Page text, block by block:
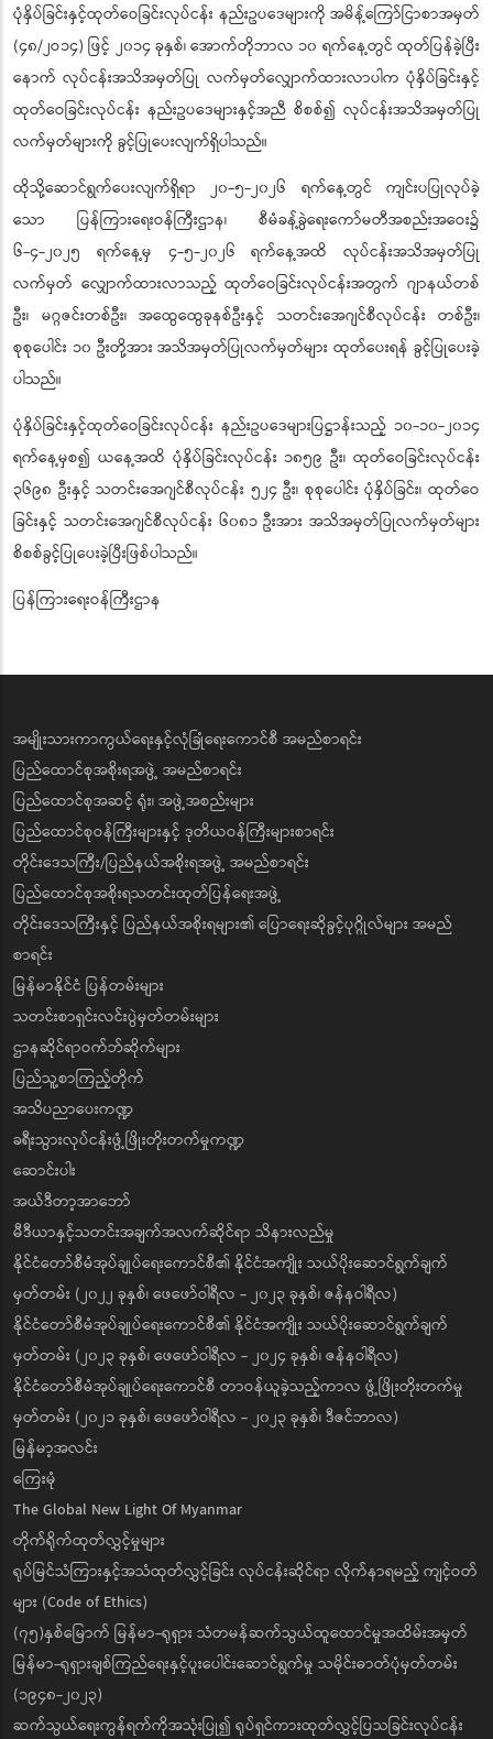
ပုံနှိပ်ခြင်းနှင့်ထုတ်ဝေခြင်းလုပ်ငန်း နည်းဥပဒေများကို အမိန့်ကြော်ငြာစာအမှတ်
(၄၈/၂ဝ၁၄) ဖြင့် ၂၀၁၄ ခုနှစ်၊ အောက်တိုဘာလ ၁၀ ရက်နေ့တွင် ထုတ်ပြန်ခဲ့ပြီး
နောက် လုပ်ငန်းအသိအမှတ်ပြု လက်မှတ်လျှောက်ထားလာပါက ပုံနှိပ်ခြင်းနှင့်
ထုတ်ဝေခြင်းလုပ်ငန်း နည်းဥပဒေများနှင့်အညီ စိစစ်၍ လုပ်ငန်းအသိအမှတ်ပြု
လက်မှတ်များကို ခွင့်ပြုပေးလျက်ရှိပါသည်။
ထိုသို့ဆောင်ရွက်ပေးလျက်ရှိရာ ၂၀-၅-၂၀၂၆ ရက်နေ့တွင် ကျင်းပပြုလုပ်ခဲ့
သော ပြန်ကြားရေးဝန်ကြီးဌာန၊ စီမံခန့်ခွဲရေးကော်မတီအစည်းအဝေး၌
၆-၄-၂၀၂၅ ရက်နေ့မှ ၄-၅-၂၀၂၆ ရက်နေ့အထိ လုပ်ငန်းအသိအမှတ်ပြု
လက်မှတ် လျှောက်ထားလာသည့် ထုတ်ဝေခြင်းလုပ်ငန်းအတွက် ဂျာနယ်တစ်
ဦး၊ မဂ္ဂဇင်းတစ်ဦး၊ အထွေထွေခုနစ်ဦးနှင့် သတင်းအေဂျင်စီလုပ်ငန်း တစ်ဦး၊
စုစုပေါင်း ၁၀ ဦးတို့အား အသိအမှတ်ပြုလက်မှတ်များ ထုတ်ပေးရန် ခွင့်ပြုပေးခဲ့
ပါသည်။
ပုံနှိပ်ခြင်းနှင့်ထုတ်ဝေခြင်းလုပ်ငန်း နည်းဥပဒေများပြဋ္ဌာန်းသည့် ၁၀-၁၀-၂၀၁၄
ရက်နေ့မှစ၍ ယနေ့အထိ ပုံနှိပ်ခြင်းလုပ်ငန်း ၁၈၅၉ ဦး၊ ထုတ်ဝေခြင်းလုပ်ငန်း
၃၆၉၈ ဦးနှင့် သတင်းအေဂျင်စီလုပ်ငန်း ၅၂၄ ဦး၊ စုစုပေါင်း ပုံနှိပ်ခြင်း၊ ထုတ်ဝေ
ခြင်းနှင့် သတင်းအေဂျင်စီလုပ်ငန်း ၆၀၈၁ ဦးအား အသိအမှတ်ပြုလက်မှတ်များ
စိစစ်ခွင့်ပြုပေးခဲ့ပြီးဖြစ်ပါသည်။
ပြန်ကြားရေးဝန်ကြီးဌာန
အမျိုးသားကာကွယ်ရေးနှင့်လုံခြုံရေးကောင်စီ အမည်စာရင်း
ပြည်ထောင်စုအစိုးရအဖွဲ့ အမည်စာရင်း
ပြည်ထောင်စုအဆင့် ရုံး၊ အဖွဲ့အစည်းများ
ပြည်ထောင်စုဝန်ကြီးများနှင့် ဒုတိယဝန်ကြီးများစာရင်း
တိုင်းဒေသကြီး/ပြည်နယ်အစိုးရအဖွဲ့ အမည်စာရင်း
ပြည်ထောင်စုအစိုးရသတင်းထုတ်ပြန်ရေးအဖွဲ့
တိုင်းဒေသကြီးနှင့် ပြည်နယ်အစိုးရများ၏ ပြောရေးဆိုခွင့်ပုဂ္ဂိုလ်များ အမည်
စာရင်း
မြန်မာနိုင်ငံ ပြန်တမ်းများ
သတင်းစာရှင်းလင်းပွဲမှတ်တမ်းများ
ဌာနဆိုင်ရာဝက်ဘ်ဆိုက်များ
ပြည်သူ့စာကြည့်တိုက်
အသိပညာပေးကဏ္ဍ
ခရီးသွားလုပ်ငန်းဖွံ့ဖြိုးတိုးတက်မှုကဏ္ဍ
ဆောင်းပါး
အယ်ဒီတာ့အာဘော်
မီဒီယာနှင့်သတင်းအချက်အလက်ဆိုင်ရာ သိနားလည်မှု
နိုင်ငံတော်စီမံအုပ်ချုပ်ရေးကောင်စီ၏ နိုင်ငံအကျိုး သယ်ပိုးဆောင်ရွက်ချက်
မှတ်တမ်း (၂၀၂၂ ခုနှစ်၊ ဖေဖော်ဝါရီလ - ၂၀၂၃ ခုနှစ်၊ ဇန်နဝါရီလ)
နိုင်ငံတော်စီမံအုပ်ချုပ်ရေးကောင်စီ၏ နိုင်ငံအကျိုး သယ်ပိုးဆောင်ရွက်ချက်
မှတ်တမ်း (၂၀၂၃ ခုနှစ်၊ ဖေဖော်ဝါရီလ - ၂၀၂၄ ခုနှစ်၊ ဇန်နဝါရီလ)
နိုင်ငံတော်စီမံအုပ်ချုပ်ရေးကောင်စီ တာဝန်ယူခဲ့သည့်ကာလ ဖွံ့ဖြိုးတိုးတက်မှု
မှတ်တမ်း (၂၀၂၁ ခုနှစ်၊ ဖေဖော်ဝါရီလ - ၂၀၂၃ ခုနှစ်၊ ဒီဇင်ဘာလ)
မြန်မာ့အလင်း
ကြေးမုံ
The Global New Light Of Myanmar
တိုက်ရိုက်ထုတ်လွှင့်မှုများ
ရုပ်မြင်သံကြားနှင့်အသံထုတ်လွှင့်ခြင်း လုပ်ငန်းဆိုင်ရာ လိုက်နာရမည့် ကျင့်ဝတ်
များ (Code of Ethics)
(၇၅)နှစ်မြောက် မြန်မာ-ရုရှား သံတမန်ဆက်သွယ်ထူထောင်မှုအထိမ်းအမှတ်
မြန်မာ-ရုရှားချစ်ကြည်ရေးနှင့်ပူးပေါင်းဆောင်ရွက်မှု သမိုင်းဓာတ်ပုံမှတ်တမ်း
(၁၉၄၈-၂၀၂၃)
ဆက်သွယ်ရေးကွန်ရက်ကိုအသုံးပြု၍ ရုပ်ရှင်ကားထုတ်လွှင့်ပြသခြင်းလုပ်ငန်း